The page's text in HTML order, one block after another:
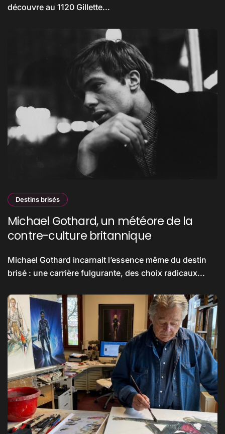
découvre au 1120 Gillette...
Destins brisés
Michael Gothard, un météore de la
contre-culture britannique
Michael Gothard incarnait l’essence même du destin
brisé : une carrière fulgurante, des choix radicaux...